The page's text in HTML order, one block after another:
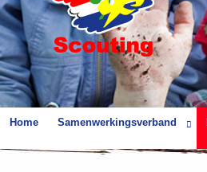
Home Samenwerkingsverband